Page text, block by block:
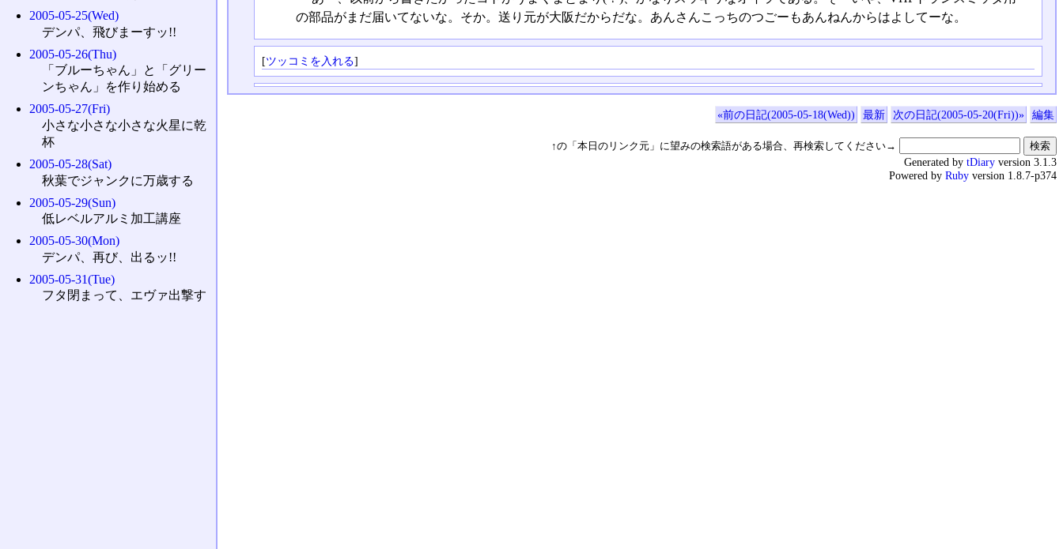
の部品がまだ届いてないな。そか。送り元が大阪だからだな。あんさんこっちのつごーもあんねんからはよしてーな。
[ツッコミを入れる]
«前の日記(2005-05-18(Wed)) 最新 次の日記(2005-05-20(Fri))» 編集
↑の「本日のリンク元」に望みの検索語がある場合、再検索してください→
2005-05-25(Wed)
デンパ、飛びまーすッ!!
2005-05-26(Thu)
「ブルーちゃん」と「グリー
ンちゃん」を作り始める
2005-05-27(Fri)
小さな小さな小さな火星に乾
杯
2005-05-28(Sat)
秋葉でジャンクに万歳する
2005-05-29(Sun)
低レベルアルミ加工講座
2005-05-30(Mon)
デンパ、再び、出るッ!!
2005-05-31(Tue)
フタ閉まって、エヴァ出撃す
Generated by tDiary version 3.1.3
Powered by Ruby version 1.8.7-p374